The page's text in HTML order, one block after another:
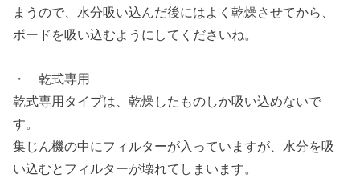
まうので、水分吸い込んだ後にはよく乾燥させてから、
ボードを吸い込むようにしてくださいね。
・ 乾式専用
乾式専用タイプは、乾燥したものしか吸い込めないで
す。
集じん機の中にフィルターが入っていますが、水分を吸
い込むとフィルターが壊れてしまいます。